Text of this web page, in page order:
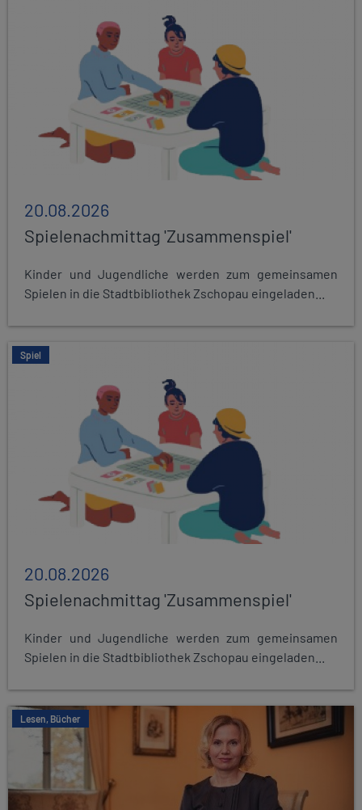
20.08.2026
Spielenachmittag 'Zusammenspiel'
Kinder und Jugendliche werden zum gemeinsamen
Spielen in die Stadtbibliothek Zschopau eingeladen...
Spiel
20.08.2026
Spielenachmittag 'Zusammenspiel'
Kinder und Jugendliche werden zum gemeinsamen
Spielen in die Stadtbibliothek Zschopau eingeladen...
Lesen, Bücher